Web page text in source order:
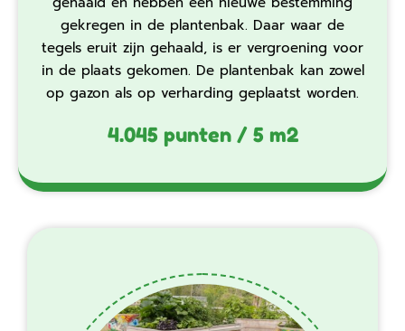
gekregen in de plantenbak. Daar waar de
tegels eruit zijn gehaald, is er vergroening voor
in de plaats gekomen. De plantenbak kan zowel
op gazon als op verharding geplaatst worden.‍‍
4.045 punten / 5 m2